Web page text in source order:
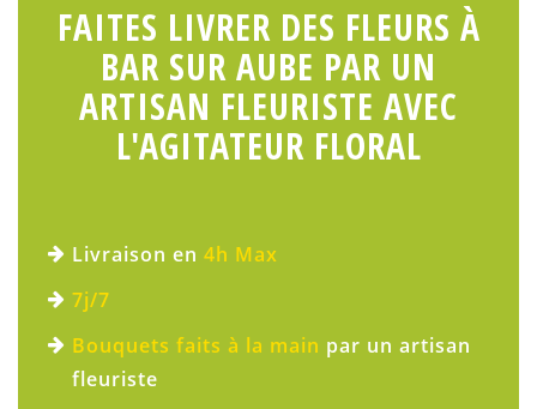
FAITES LIVRER DES FLEURS À
BAR SUR AUBE PAR UN
ARTISAN FLEURISTE AVEC
L'AGITATEUR FLORAL
Livraison en 4h Max
7j/7
Bouquets faits à la main par un artisan
fleuriste